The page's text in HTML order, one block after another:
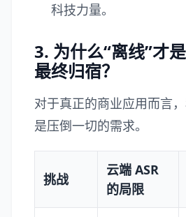
科技力量。
3. 为什么“离线”才
最终归宿？
对于真正的商业应用而言
是压倒一切的需求。
挑战
云端 ASR
的局限